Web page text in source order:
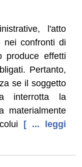
l'atto
nei confronti di
produce effetti
Pertanto,
se il soggetto
interrotta la
materialmente
[ ... leggi